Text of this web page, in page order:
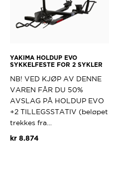
YAKIMA HOLDUP EVO
SYKKELFESTE FOR 2 SYKLER
NB! VED KJØP AV DENNE
VAREN FÅR DU 50%
AVSLAG PÅ HOLDUP EVO
+2 TILLEGSSTATIV (beløpet
trekkes fra…
kr8.874